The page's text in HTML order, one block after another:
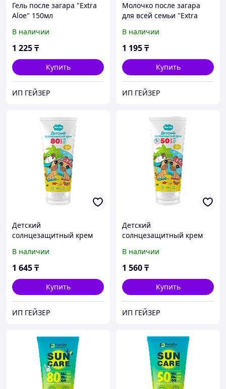
Гель после загара "Extra
Aloe" 150мл
В наличии
1 225₸
Купить
ИП ГЕЙЗЕР
Молочко после загара
для всей семьи "Extra
В наличии
1 195₸
Купить
ИП ГЕЙЗЕР
Детский
солнцезащитный крем
100мл
В наличии
1 645₸
Купить
ИП ГЕЙЗЕР
Детский
солнцезащитный крем
100мл
В наличии
1 560₸
Купить
ИП ГЕЙЗЕР